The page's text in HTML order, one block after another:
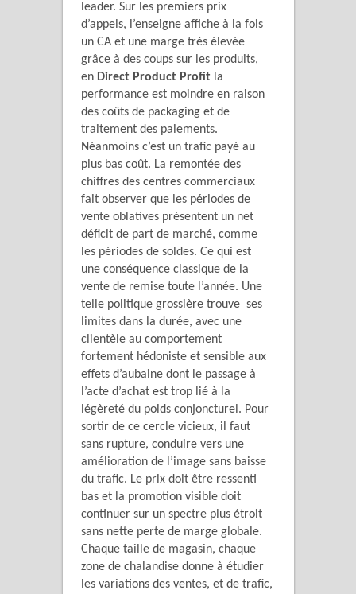
leader. Sur les premiers prix
d’appels, l’enseigne affiche à la fois
un CA et une marge très élevée
grâce à des coups sur les produits,
en Direct Product Profit la
performance est moindre en raison
des coûts de packaging et de
traitement des paiements.
Néanmoins c’est un trafic payé au
plus bas coût. La remontée des
chiffres des centres commerciaux
fait observer que les périodes de
vente oblatives présentent un net
déficit de part de marché, comme
les périodes de soldes. Ce qui est
une conséquence classique de la
vente de remise toute l’année. Une
telle politique grossière trouve ses
limites dans la durée, avec une
clientèle au comportement
fortement hédoniste et sensible aux
effets d’aubaine dont le passage à
l’acte d’achat est trop lié à la
légèreté du poids conjoncturel. Pour
sortir de ce cercle vicieux, il faut
sans rupture, conduire vers une
amélioration de l’image sans baisse
du trafic. Le prix doit être ressenti
bas et la promotion visible doit
continuer sur un spectre plus étroit
sans nette perte de marge globale.
Chaque taille de magasin, chaque
zone de chalandise donne à étudier
les variations des ventes, et de trafic,